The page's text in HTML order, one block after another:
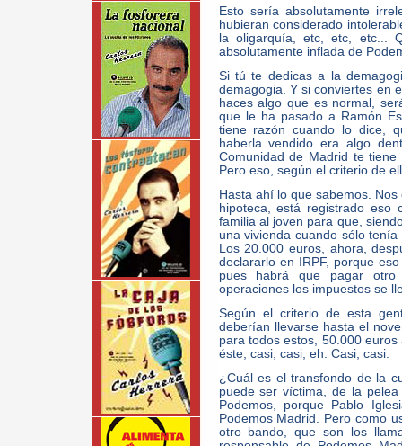
Esto sería absolutamente
hubieran considerado
la oligarquía, etc, etc, etc...
absolutamente inflada de
Si tú te dedicas a la
demagogia. Y si conviertes en
haces algo que es normal,
que le ha pasado a Ramón
tiene razón cuando lo dice,
haberla vendido era algo
Comunidad de Madrid te
Pero eso, según el criterio de
Hasta ahí lo que sabemos.
hipoteca, está registrado
familia al joven para que,
una vivienda cuando sólo
Los 20.000 euros, ahora,
declararlo en IRPF, porque
pues habrá que pagar
operaciones los impuestos se
Según el criterio de esta
deberían llevarse hasta el
para todos estos, 50.000
éste, casi, casi, eh. Casi, casi.
¿Cuál es el transfondo de la
puede ser víctima, de la
Podemos, porque Pablo
Podemos Madrid. Pero como
otro bando, que son los